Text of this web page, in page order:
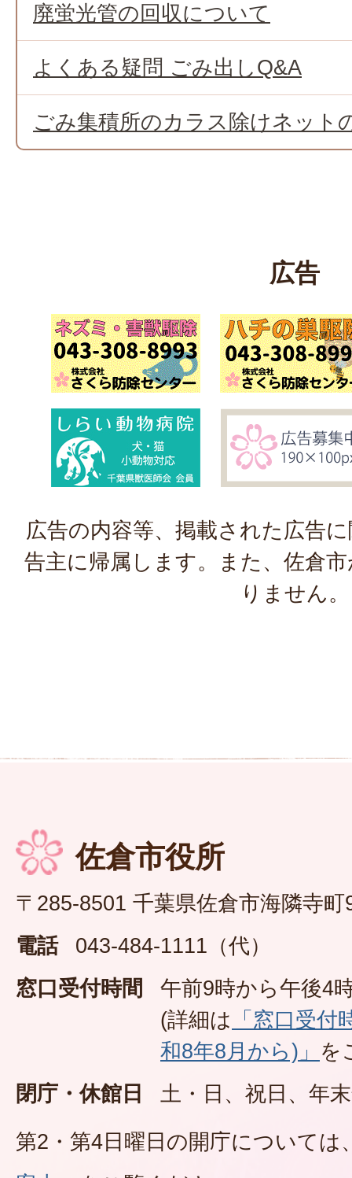
廃蛍光管の回収について
よくある疑問 ごみ出しQ&A
ごみ集積所のカラス除けネット
広告
広告の内容等、掲載された広告
告主に帰属します。また、佐倉
りません。
佐倉市役所
〒285-8501 千葉県佐倉市海隣寺町
電話
043-484-1111（代）
窓口受付時間
午前9時から午後4
(詳細は 「窓口受
和8年8月から)」 を
閉庁・休館日
土・日、祝日、年
第2・第4日曜日の開庁については